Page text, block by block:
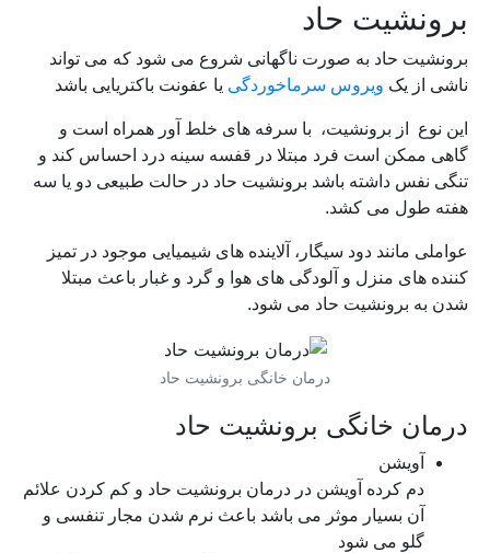
برونشیت حاد
برونشیت حاد به صورت ناگهانی شروع می شود که می تواند
ناشی از یک ویروس سرماخوردگی یا عفونت باکتریایی باشد
این نوع از برونشیت، با سرفه های خلط آور همراه است و
گاهی ممکن است فرد مبتلا در قفسه سینه درد احساس کند و
تنگی نفس داشته باشد برونشیت حاد در حالت طبیعی دو یا سه
هفته طول می کشد.
عواملی مانند دود سیگار، آلاینده های شیمیایی موجود در تمیز
کننده های منزل و آلودگی های هوا و گرد و غبار باعث مبتلا
شدن به برونشیت حاد می شود.
درمان خانگی برونشیت حاد
درمان خانگی برونشیت حاد
آویشن
دم کرده آویشن در درمان برونشیت حاد و کم کردن علائم
آن بسیار موثر می باشد باعث نرم شدن مجار تنفسی و
گلو می شود